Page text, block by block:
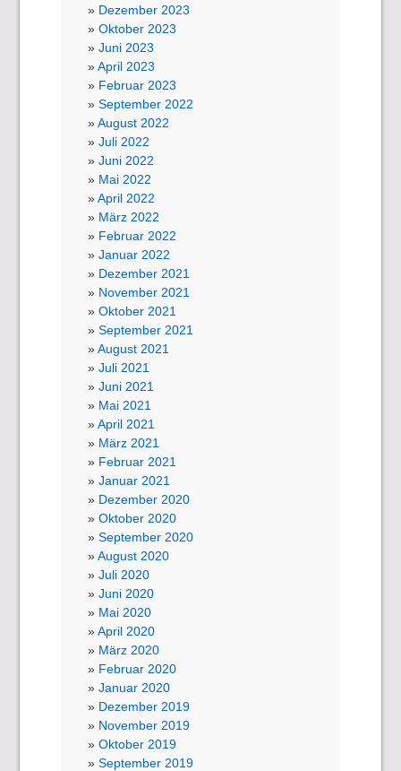
Dezember 2023
Oktober 2023
Juni 2023
April 2023
Februar 2023
September 2022
August 2022
Juli 2022
Juni 2022
Mai 2022
April 2022
März 2022
Februar 2022
Januar 2022
Dezember 2021
November 2021
Oktober 2021
September 2021
August 2021
Juli 2021
Juni 2021
Mai 2021
April 2021
März 2021
Februar 2021
Januar 2021
Dezember 2020
Oktober 2020
September 2020
August 2020
Juli 2020
Juni 2020
Mai 2020
April 2020
März 2020
Februar 2020
Januar 2020
Dezember 2019
November 2019
Oktober 2019
September 2019